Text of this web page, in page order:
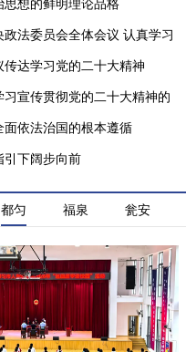
法委员会全体会议 认真学习
神 为全面建设社会主义现代化
达学习党的二十大精神
宣传贯彻党的二十大精神的
依法治国的根本遵循
下阔步向前
都匀 福泉 瓮安